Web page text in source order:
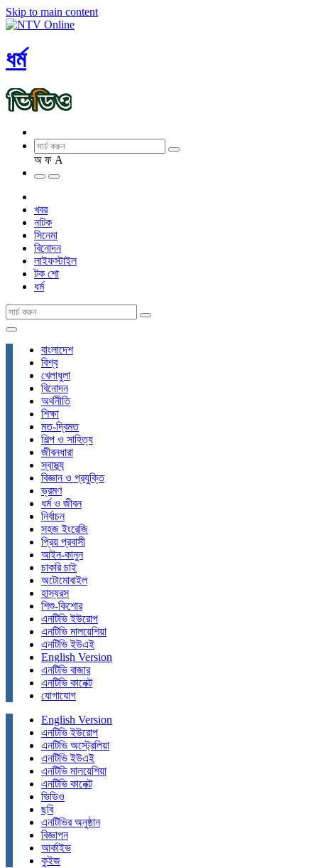
Skip to main content
ধর্ম
অ ফ A
খবর
নাটক
সিনেমা
বিনোদন
লাইফস্টাইল
টক শো
ধর্ম
বাংলাদেশ
বিশ্ব
খেলাধুলা
বিনোদন
অর্থনীতি
শিক্ষা
মত-দ্বিমত
শিল্প ও সাহিত্য
জীবনধারা
স্বাস্থ্য
বিজ্ঞান ও প্রযুক্তি
ভ্রমণ
ধর্ম ও জীবন
নির্বাচন
সহজ ইংরেজি
প্রিয় প্রবাসী
আইন-কানুন
চাকরি চাই
অটোমোবাইল
হাস্যরস
শিশু-কিশোর
এনটিভি ইউরোপ
এনটিভি মালয়েশিয়া
এনটিভি ইউএই
English Version
এনটিভি বাজার
এনটিভি কানেক্ট
যোগাযোগ
English Version
এনটিভি ইউরোপ
এনটিভি অস্ট্রেলিয়া
এনটিভি ইউএই
এনটিভি মালয়েশিয়া
এনটিভি কানেক্ট
ভিডিও
ছবি
এনটিভির অনুষ্ঠান
বিজ্ঞাপন
আর্কাইভ
কুইজ